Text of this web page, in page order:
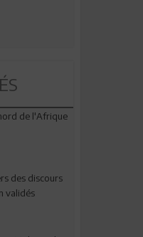
de l'Afrique
des discours
validés